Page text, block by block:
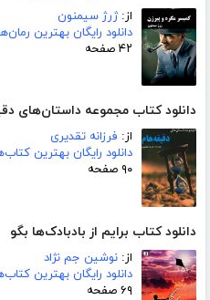
از:ژرژ سیمنون
دانلود رایگان بهترین
۴۲ صفحه
دانلود کتاب مجموعه داستان‌های
از: فرزانه تقدیری
دانلود رایگان بهترین
۹۰ صفحه
دانلود کتاب برایم از بادبادک‌ها بگو
از: نوشین جم نژاد
دانلود رایگان بهترین
۶۹ صفحه